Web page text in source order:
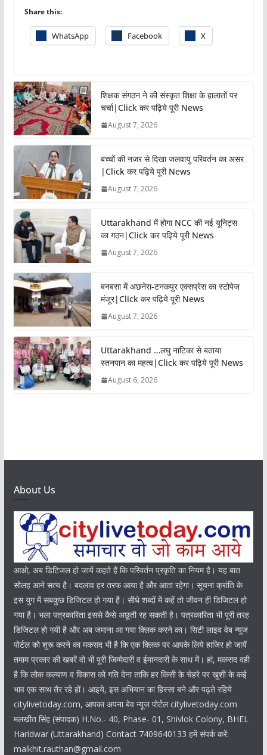
Share this:
WhatsApp Facebook X
शिक्षक संगठन ने की संस्कृत शिक्षा के हालातों पर
चर्चा|Click कर पढ़िये पूरी News
August 7, 2026
बच्चों की नजर से दिखा जलवायु परिवर्तन का असर
|Click कर पढ़िये पूरी News
August 7, 2026
Uttarakhand में होगा NCC की नई यूनिट्स
का गठन|Click कर पढ़िये पूरी News
August 7, 2026
बनबसा में अछनेरा-टनकपुर एक्सप्रेस का स्टोपेज
मंजूर|Click कर पढ़िये पूरी News
August 7, 2026
Uttarakhand …लघु नाटिका से बताया
स्तनपान का महत्व|Click कर पढ़िये पूरी News
August 6, 2026
About Us
आओ, अब डिटिजल हो जायें कहते हैं कि परिवर्तन प्रकृति का नियम है। यह बात
सोलह आने सत्य है। बदलाव हर तरफ आया है और आता रहेगा। सूचना क्रांति के
इस युग में सबकुछ डिजिटल हो गया है। सीधे शब्दों में कहें तो जीवन ही डिजिटल हो
गया है। भला पत्रकारिता इससे कैसे अछूती रह सकती है। पत्रकारिता भी पूरी तरह
डिजिटल हो गयी है और अब जमाना आ गया क्लिक करने का। सिटी लाइव वेब न्यूज
पोर्टल को शुरू करने का मकसद भी है कि एक क्लिक पर आपके लिये हाजिर हो जायें
तमाम प्रकार की खबरें वो भी पूरी जिम्मेदारी व ईमानदारी के साथ में। हां, मकसद वही
है कि लोक कल्याण व विकास को गति देना ताकि हर किसी के चेहरे पर खुशी के कई
भाव एक साथ तैर रहे हों। आइये, इस अभियान का हिस्सा बने और पढ़ते रहिये
citylivetoday.com, आपका अपना बेव न्यूज पोर्टल citylivetoday.com
मलखीत सिंह (संपादक) H.No.- 40, Phase- 01, Shivlok Colony, BHEL
Haridwar (Uttarakhand) Contact 7409640133 हमें संपर्क करें:
malkhit.rauthan@gmail.com